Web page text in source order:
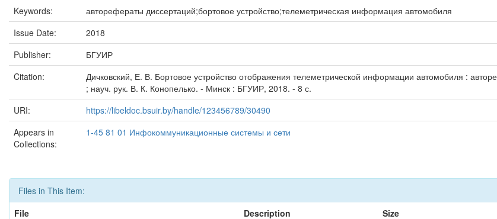
Keywords:
авторефераты диссертаций;бортовое устройство;телеметрическая информация автомобиля
Issue Date:
2018
Publisher:
БГУИР
Citation:
Дичковский, Е. В. Бортовое устройство отображения телеметрической информации автомобиля :
; науч. рук. В. К. Конопелько. - Минск : БГУИР, 2018. - 8 с.
URI:
https://libeldoc.bsuir.by/handle/123456789/30490
Appears in
Collections:
1-45 81 01 Инфокоммуникационные системы и сети
Files in This Item:
File
Description Size